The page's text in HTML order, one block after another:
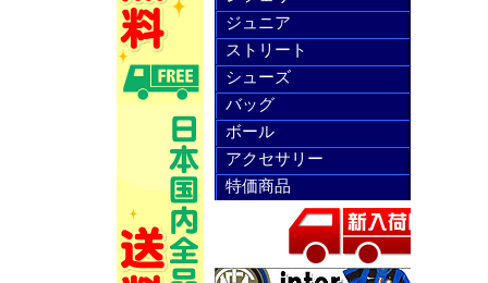
ジュニア
ストリート
シューズ
バッグ
ボール
アクセサリー
特価商品